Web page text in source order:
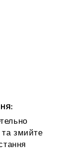
та змийте